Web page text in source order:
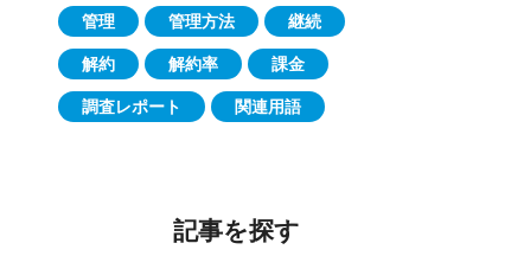
管理 管理方法 継続
解約 解約率 課金
調査レポート 関連用語
記事を探す